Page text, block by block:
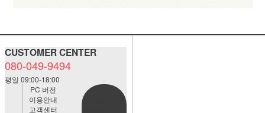
CUSTOMER CENTER
080-049-9494
평일 09:00-18:00
PC 버전
이용안내
고객센터